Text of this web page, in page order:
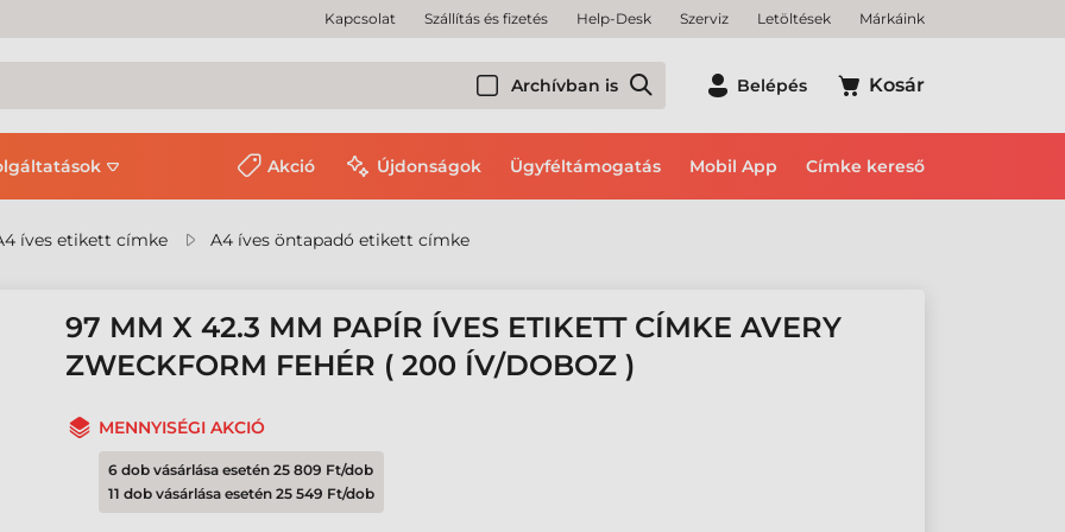
Kapcsolat Szállítás és fizetés Help-Desk Szerviz Letöltések Márkáink
Archívban is Belépés Kosár
Akció Újdonságok Ügyféltámogatás Mobil App Címke kereső
íves etikett címke A4 íves öntapadó etikett címke
97 MM X 42.3 MM PAPÍR ÍVES ETIKETT CÍMKE AVERY
ZWECKFORM FEHÉR ( 200 ÍV/DOBOZ )
MENNYISÉGI AKCIÓ
6 dob vásárlása esetén 25 809 Ft/dob
11 dob vásárlása esetén 25 549 Ft/dob